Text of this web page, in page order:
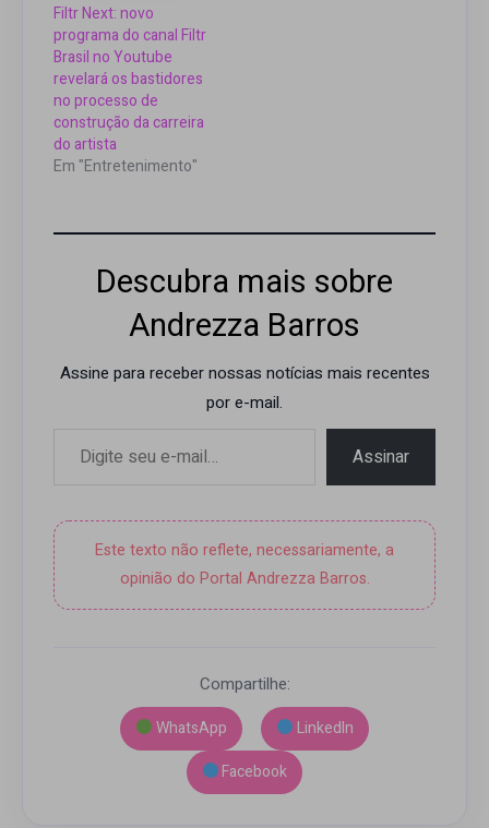
Filtr Next: novo
programa do canal Filtr
Brasil no Youtube
revelará os bastidores
no processo de
construção da carreira
do artista
Em "Entretenimento"
Descubra mais sobre
Andrezza Barros
Assine para receber nossas notícias mais recentes
por e-mail.
Assinar
Este texto não reflete, necessariamente, a
opinião do Portal Andrezza Barros.
Compartilhe:
WhatsApp
LinkedIn
Facebook